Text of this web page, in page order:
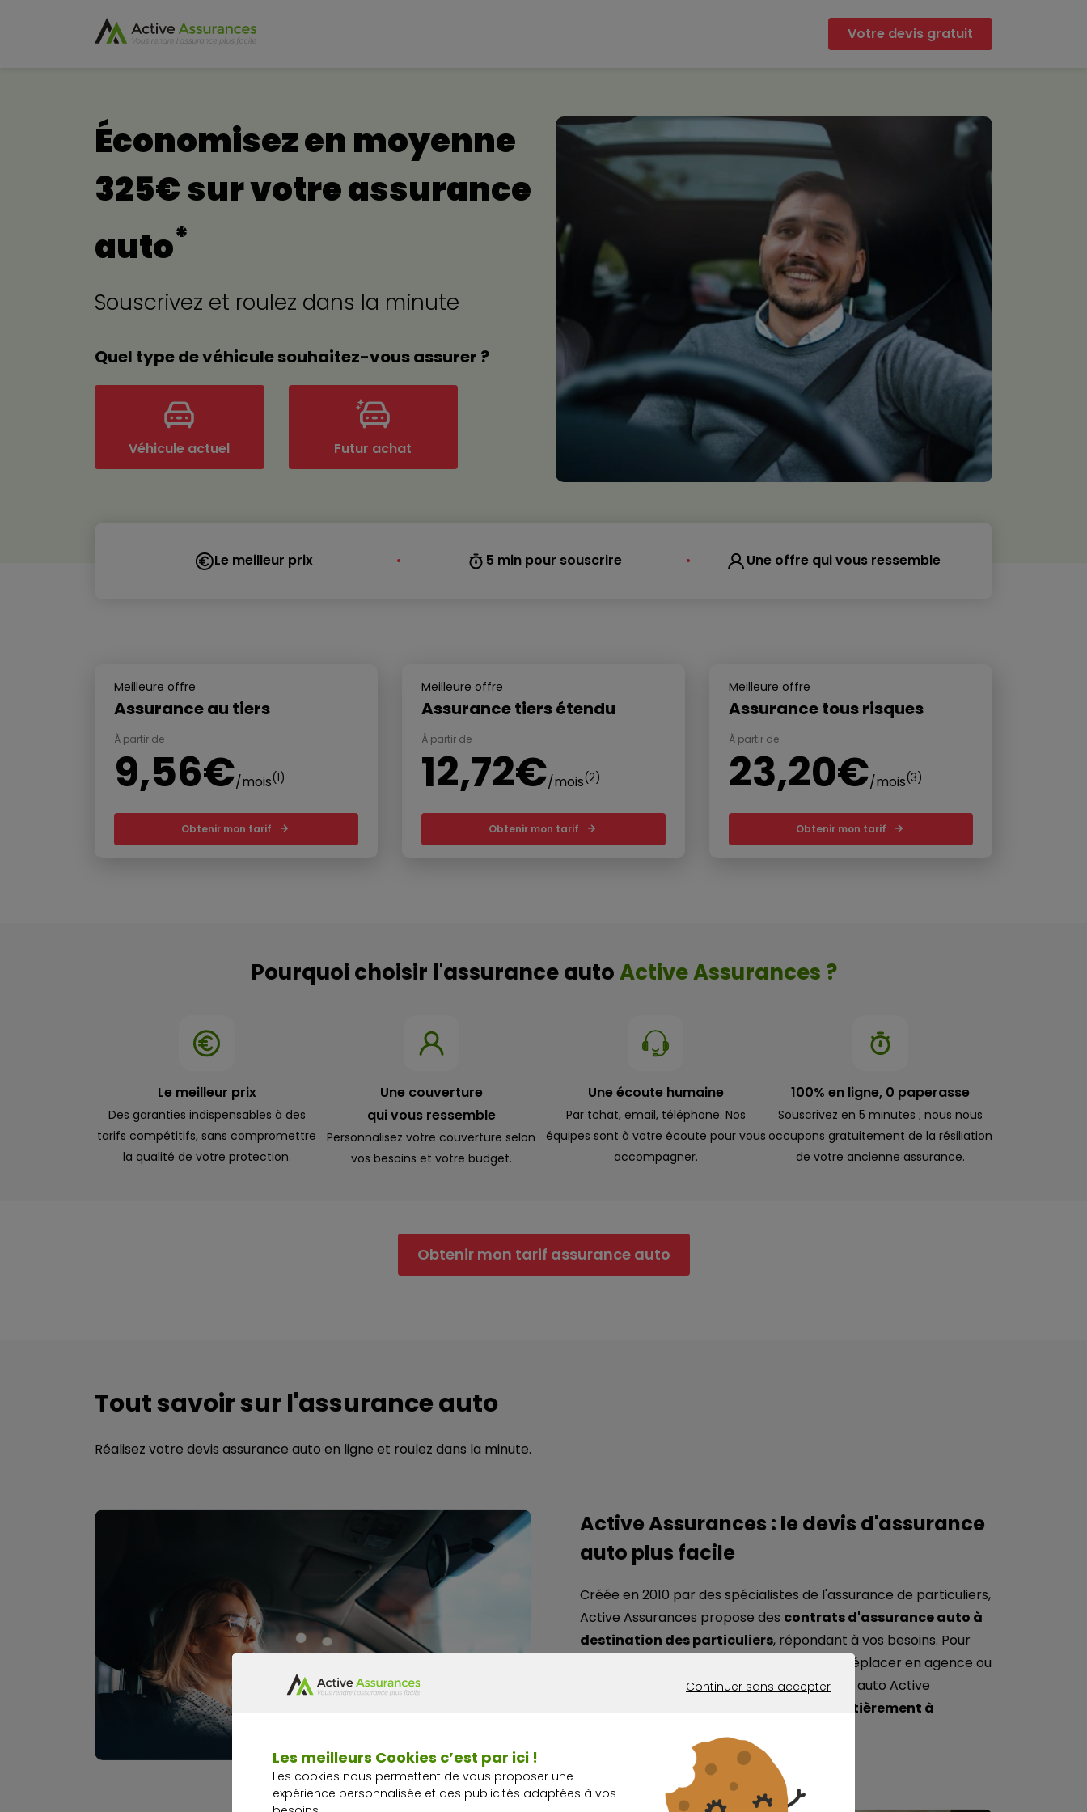
Votre devis gratuit
Économisez en moyenne
325€ sur votre assurance
auto*
Souscrivez et roulez dans la minute
Quel type de véhicule souhaitez-vous assurer ?
Véhicule actuel Futur achat
Le meilleur prix • 5 min pour souscrire • Une offre qui vous ressemble
Meilleure offre
Assurance au tiers
À partir de
9,56€/mois(1)
Obtenir mon tarif
Meilleure offre
Assurance tiers étendu
À partir de
12,72€/mois(2)
Obtenir mon tarif
Meilleure offre
Assurance tous risques
À partir de
23,20€/mois(3)
Obtenir mon tarif
Pourquoi choisir l'assurance autoActive Assurances ?
Le meilleur prix
Des garanties indispensables à des
tarifs compétitifs, sans compromettre
la qualité de votre protection.
Une couverture
qui vous ressemble
Personnalisez votre couverture selon
vos besoins et votre budget.
Une écoute humaine
Par tchat, email, téléphone. Nos
équipes sont à votre écoute pour vous
accompagner.
100% en ligne, 0 paperasse
Souscrivez en 5 minutes ; nous nous
occupons gratuitement de la résiliation
de votre ancienne assurance.
Obtenir mon tarif assurance auto
Tout savoir sur l'assurance auto
Réalisez votre devis assurance auto en ligne et roulez dans la minute.
Active Assurances : le devis d'assurance
auto plus facile
Créée en 2010 par des spécialistes de l'assurance de particuliers,
Active Assurances propose des contrats d'assurance auto à
destination des particuliers, répondant à vos besoins. Pour
une plus grande simplicité, inutile de vous déplacer en agence ou
de prendre un rendez-vous, les assurances auto Active
distribuées et gérées entièrement à
Continuer sans accepter
Les meilleurs Cookies c’est par ici !
Les cookies nous permettent de vous proposer une
expérience personnalisée et des publicités adaptées à vos